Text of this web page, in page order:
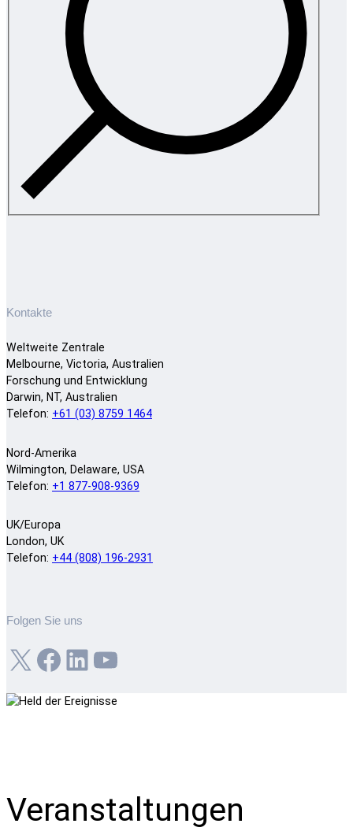
Kontakte
Weltweite Zentrale
Melbourne, Victoria, Australien
Forschung und Entwicklung
Darwin, NT, Australien
Telefon: +61 (03) 8759 1464
Nord-Amerika
Wilmington, Delaware, USA
Telefon: +1 877-908-9369
UK/Europa
London, UK
Telefon: +44 (808) 196-2931
Folgen Sie uns
X Facebook LinkedIn YouTube
Veranstaltungen